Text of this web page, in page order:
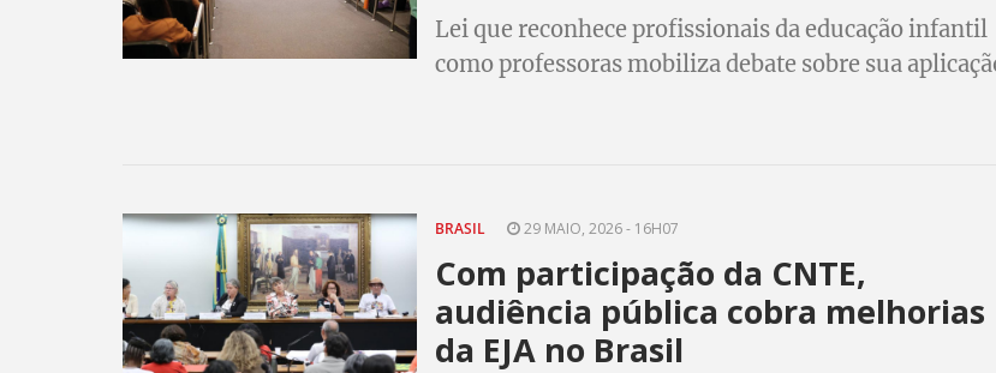
Lei que reconhece profissionais da educação infantil
como professoras mobiliza debate sobre sua
BRASIL 29 MAIO, 2026 - 16H07
Com participação da CNTE,
audiência pública cobra melhorias
da EJA no Brasil